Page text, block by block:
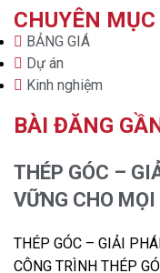
CHUYÊN MỤC
BẢNG GIÁ
Dự án
Kinh nghiệm
BÀI ĐĂNG
THÉP GÓC –
VỮNG CHO
THÉP GÓC – GIẢI
CÔNG TRÌNH THÉP